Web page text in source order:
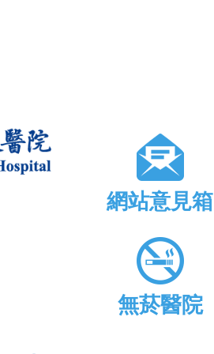
網站意見箱
無菸醫院